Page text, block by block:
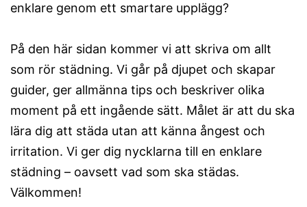
enklare genom ett smartare upplägg?
På den här sidan kommer vi att skriva om allt
som rör städning. Vi går på djupet och skapar
guider, ger allmänna tips och beskriver olika
moment på ett ingående sätt. Målet är att du ska
lära dig att städa utan att känna ångest och
irritation. Vi ger dig nycklarna till en enklare
städning – oavsett vad som ska städas.
Välkommen!